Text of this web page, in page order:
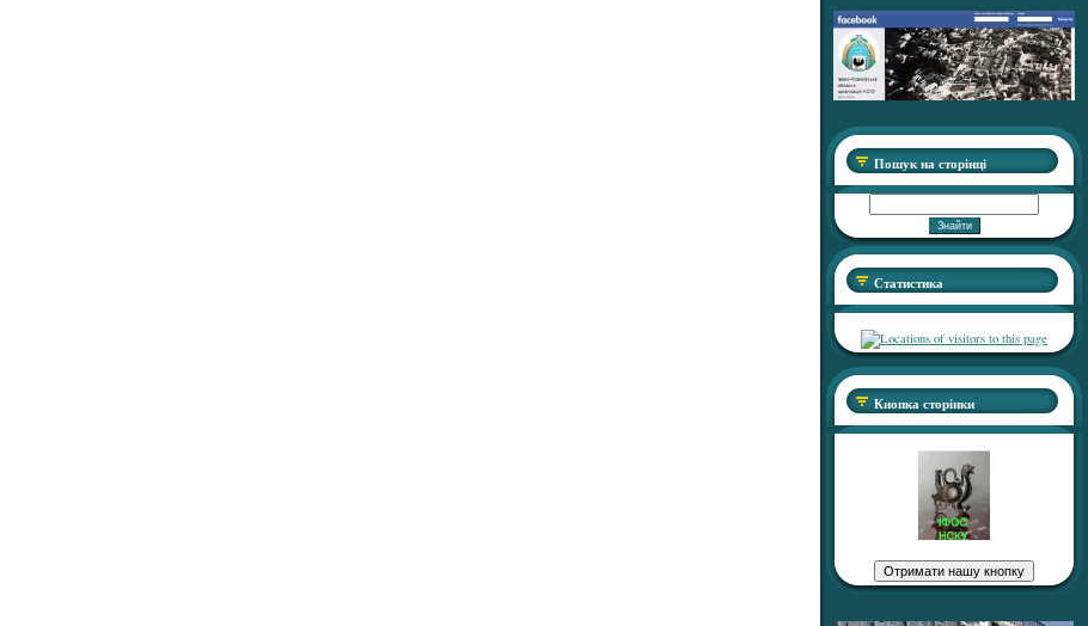
Пошук на сторінці
Статистика
Кнопка сторінки